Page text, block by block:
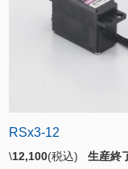
RSx3-12
\12,100(税込) 生産終